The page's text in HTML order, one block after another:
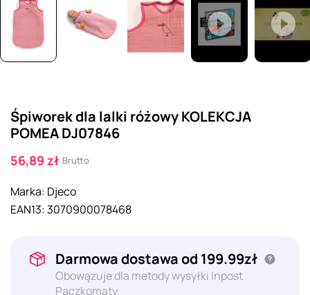
Śpiworek dla lalki różowy KOLEKCJA
POMEA DJ07846
56,89 zł Brutto
Marka: Djeco
EAN13:3070900078468
Darmowa dostawa od 199.99zł
Obowązuje dla metody wysyłki Inpost
Paczkomaty.